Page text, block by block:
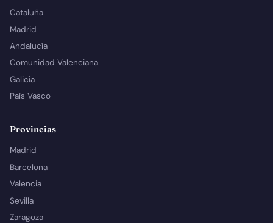
Cataluña
Madrid
Andalucía
Comunidad Valenciana
Galicia
País Vasco
Provincias
Madrid
Barcelona
Valencia
Sevilla
Zaragoza